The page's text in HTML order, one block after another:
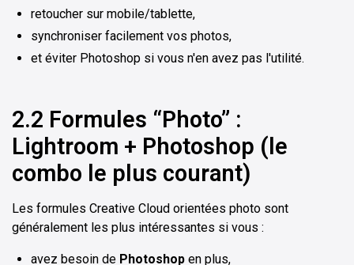
retoucher sur mobile/tablette,
synchroniser facilement vos photos,
et éviter Photoshop si vous n'en avez pas l'utilité.
2.2 Formules “Photo” :
Lightroom + Photoshop (le
combo le plus courant)
Les formules Creative Cloud orientées photo sont
généralement les plus intéressantes si vous :
avez besoin de Photoshop en plus,